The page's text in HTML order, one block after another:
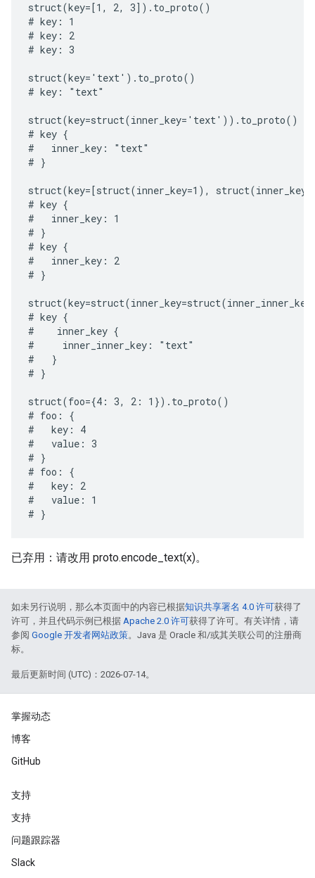
struct(key=[1, 2, 3]).to_proto()
# key: 1
# key: 2
# key: 3
struct(key='text').to_proto()
# key: "text"
struct(key=struct(inner_key='text')).to_proto()
# key {
#   inner_key: "text"
# }
struct(key=[struct(inner_key=1),
# key {
#   inner_key: 1
# }
# key {
#   inner_key: 2
# }
# key {
#    inner_key {
#     inner_inner_key: "text"
#   }
# }
struct(foo={4: 3, 2: 1}).to_proto()
# foo: {
#   key: 4
#   value: 3
# }
# foo: {
#   key: 2
#   value: 1
已弃用：请改用 proto.encode_text(x)。
如未另行说明，那么本页面中的内容已根据知识共享署名 4.0 许可获得了
许可，并且代码示例已根据 Apache 2.0 许可获得了许可。有关详情，请
参阅 Google 开发者网站政策。Java 是 Oracle 和/或其关联公司的注册商
标。
最后更新时间 (UTC)：2026-07-14。
掌握动态
博客
GitHub
支持
支持
问题跟踪器
Slack